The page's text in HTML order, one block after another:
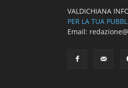
VALDICHIANA
PER LA TUA
Email: